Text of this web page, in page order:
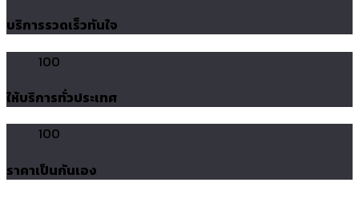
บริการรวดเร็วทันใจ
100
ให้บริการทั่วประเทศ
100
ราคาเป็นกันเอง